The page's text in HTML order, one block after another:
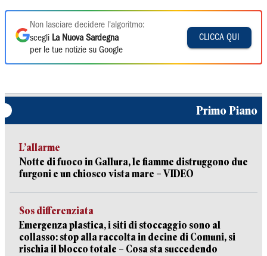
Non lasciare decidere l'algoritmo:
scegli La Nuova Sardegna
per le tue notizie su Google
CLICCA QUI
Primo Piano
L’allarme
Notte di fuoco in Gallura, le fiamme distruggono due
furgoni e un chiosco vista mare – VIDEO
Sos differenziata
Emergenza plastica, i siti di stoccaggio sono al
collasso: stop alla raccolta in decine di Comuni, si
rischia il blocco totale – Cosa sta succedendo